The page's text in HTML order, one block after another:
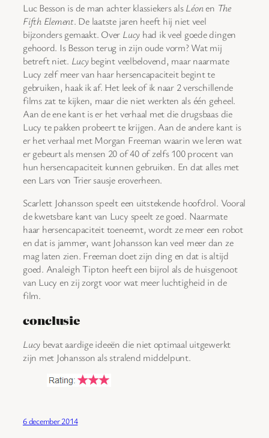
Luc Besson is de man achter klassiekers alsLéonen The
Fifth Element. De laatste jaren heeft hij niet veel
bijzonders gemaakt. Over Lucy had ik veel goede dingen
gehoord. Is Besson terug in zijn oude vorm? Wat mij
betreft niet. Lucybegint veelbelovend, maar naarmate
Lucy zelf meer van haar hersencapaciteit begint te
gebruiken, haak ik af. Het leek of ik naar 2 verschillende
films zat te kijken, maar die niet werkten als één geheel.
Aan de ene kant is er het verhaal met die drugsbaas die
Lucy te pakken probeert te krijgen. Aan de andere kant is
er het verhaal met Morgan Freeman waarin we leren wat
er gebeurt als mensen 20 of 40 of zelfs 100 procent van
hun hersencapaciteit kunnen gebruiken. En dat alles met
een Lars von Trier sausje eroverheen.
Scarlett Johansson speelt een uitstekende hoofdrol. Vooral
de kwetsbare kant van Lucy speelt ze goed. Naarmate
haar hersencapaciteit toeneemt, wordt ze meer een robot
en dat is jammer, want Johansson kan veel meer dan ze
mag laten zien. Freeman doet zijn ding en dat is altijd
goed. Analeigh Tipton heeft een bijrol als de huisgenoot
van Lucy en zij zorgt voor wat meer luchtigheid in de
film.
conclusie
Lucy bevat aardige ideeën die niet optimaal uitgewerkt
zijn met Johansson als stralend middelpunt.
6 december 2014